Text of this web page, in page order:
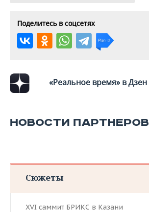
Поделитесь в соцсетях
«Реальное время» в Дзен
НОВОСТИ ПАРТНЕРОВ
Сюжеты
XVI саммит БРИКС в Казани